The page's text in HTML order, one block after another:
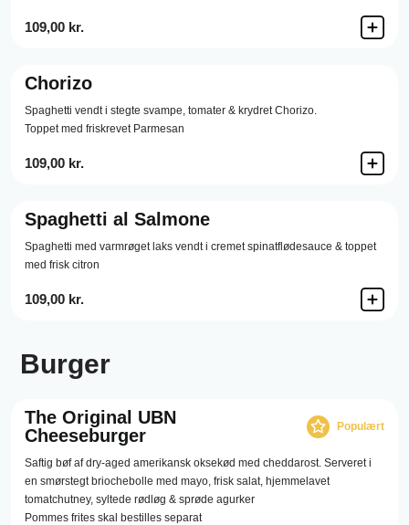
109,00 kr.
Chorizo
Spaghetti vendt i stegte svampe, tomater & krydret Chorizo.
Toppet med friskrevet Parmesan
109,00 kr.
Spaghetti al Salmone
Spaghetti med varmrøget laks vendt i cremet spinatflødesauce & toppet
med frisk citron
109,00 kr.
Burger
The Original UBN
Cheeseburger
Populært
Saftig bøf af dry-aged amerikansk oksekød med cheddarost. Serveret i
en smørstegt briochebolle med mayo, frisk salat, hjemmelavet
tomatchutney, syltede rødløg & sprøde agurker
Pommes frites skal bestilles separat